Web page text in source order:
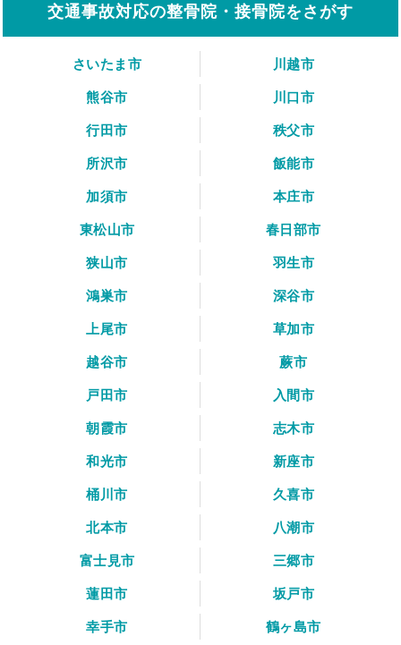
交通事故対応の整骨院・接骨院をさがす
さいたま市
川越市
熊谷市
川口市
行田市
秩父市
所沢市
飯能市
加須市
本庄市
東松山市
春日部市
狭山市
羽生市
鴻巣市
深谷市
上尾市
草加市
越谷市
蕨市
戸田市
入間市
朝霞市
志木市
和光市
新座市
桶川市
久喜市
北本市
八潮市
富士見市
三郷市
蓮田市
坂戸市
幸手市
鶴ヶ島市